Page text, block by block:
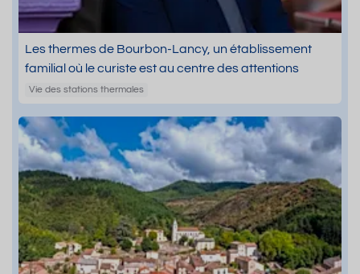
Les thermes de Bourbon-Lancy, un établissement
familial où le curiste est au centre des attentions
Vie des stations thermales